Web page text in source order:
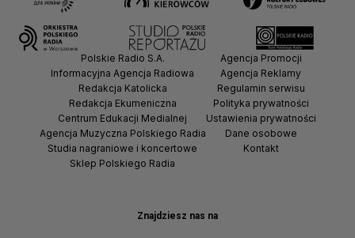
Znajdziesz nas na
Polskie Radio S.A.
Informacyjna Agencja Radiowa
Redakcja Katolicka
Redakcja Ekumeniczna
Centrum Edukacji Medialnej
Agencja Muzyczna Polskiego Radia
Studia nagraniowe i koncertowe
Sklep Polskiego Radia
Agencja Promocji
Agencja Reklamy
Regulamin serwisu
Polityka prywatności
Ustawienia prywatności
Dane osobowe
Kontakt